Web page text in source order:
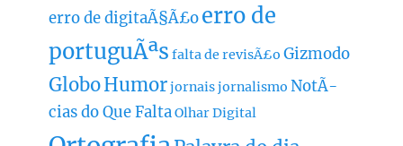
erro de digitaÃ§Ã£oerro de
portuguÃªs falta de revisÃ£o Gizmodo
GloboHumorjornaisjornalismo NotÃ­
cias do Que FaltaOlhar Digital